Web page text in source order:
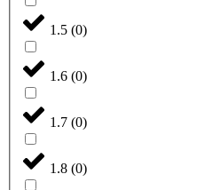
1.5 (0)
1.6 (0)
1.7 (0)
1.8 (0)